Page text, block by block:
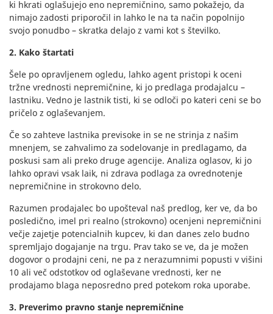
ki hkrati oglašujejo eno nepremičnino, samo pokažejo, da
nimajo zadosti priporočil in lahko le na ta način popolnijo
svojo ponudbo – skratka delajo z vami kot s številko.
2. Kako štartati
Šele po opravljenem ogledu, lahko agent pristopi k oceni
tržne vrednosti nepremičnine, ki jo predlaga prodajalcu –
lastniku. Vedno je lastnik tisti, ki se odloči po kateri ceni se bo
pričelo z oglaševanjem.
Če so zahteve lastnika previsoke in se ne strinja z našim
mnenjem, se zahvalimo za sodelovanje in predlagamo, da
poskusi sam ali preko druge agencije. Analiza oglasov, ki jo
lahko opravi vsak laik, ni zdrava podlaga za ovrednotenje
nepremičnine in strokovno delo.
Razumen prodajalec bo upošteval naš predlog, ker ve, da bo
posledično, imel pri realno (strokovno) ocenjeni nepremičnini
večje zajetje potencialnih kupcev, ki dan danes zelo budno
spremljajo dogajanje na trgu. Prav tako se ve, da je možen
dogovor o prodajni ceni, ne pa z nerazumnimi popusti v višini
10 ali več odstotkov od oglaševane vrednosti, ker ne
prodajamo blaga neposredno pred potekom roka uporabe.
3. Preverimo pravno stanje nepremičnine